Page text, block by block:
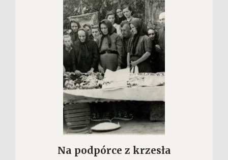
Na podpórce z krzesła